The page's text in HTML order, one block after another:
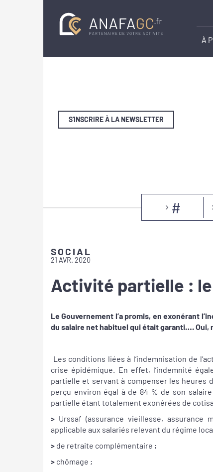
À
S'INSCRIRE À LA NEWSLETTER
#
SOCIAL
21 AVR. 2020
Activité partielle :
Le Gouvernement l’a promis, en exonérant
du salaire net habituel qui était garanti…. Oui,
Les conditions liées à l’indemnisation de
crise épidémique. En effet, l’indemnité
partielle et servant à compenser les heures
perçu environ égal à de 84 % de son
partielle étant totalement exonérées de
> Urssaf (assurance vieillesse,
applicable aux salariés relevant du régime local
> de retraite complémentaire ;
> chômage ;